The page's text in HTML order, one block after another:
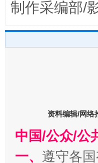
制作采编部/
资料编辑/网络
中国/公众/公
一、 遵守各